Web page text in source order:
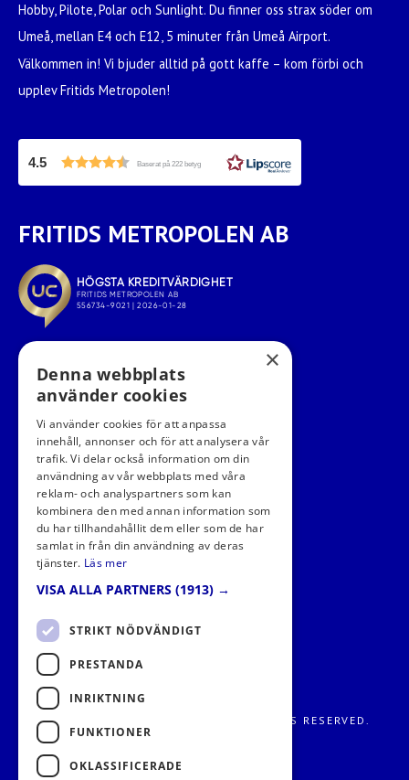
Hobby, Pilote, Polar och Sunlight. Du finner oss strax söder om
Umeå, mellan E4 och E12, 5 minuter från Umeå Airport.
Välkommen in! Vi bjuder alltid på gott kaffe – kom förbi och
upplev Fritids Metropolen!
4.5 Baserat på 222 betyg
FRITIDS METROPOLEN AB
FÖLJ OSS I SOCIALA MEDIER
FRITIDS METROPOLEN AB 2026. ALL RIGHTS RESERVED.
×
Denna webbplats
använder cookies
Vi använder cookies för att anpassa
innehåll, annonser och för att analysera vår
trafik. Vi delar också information om din
användning av vår webbplats med våra
reklam- och analyspartners som kan
kombinera den med annan information som
du har tillhandahållit dem eller som de har
samlat in från din användning av deras
tjänster. Läs mer
VISA ALLA PARTNERS (1913) →
STRIKT NÖDVÄNDIGT
PRESTANDA
INRIKTNING
FUNKTIONER
OKLASSIFICERADE